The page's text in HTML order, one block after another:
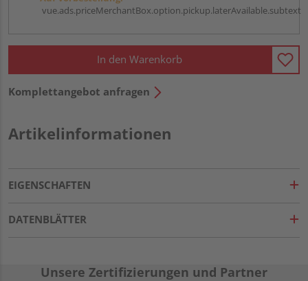
vue.ads.priceMerchantBox.option.pickup.laterAvailable.subtext
In den Warenkorb
Komplettangebot anfragen
Artikelinformationen
EIGENSCHAFTEN
DATENBLÄTTER
Unsere Zertifizierungen und Partner